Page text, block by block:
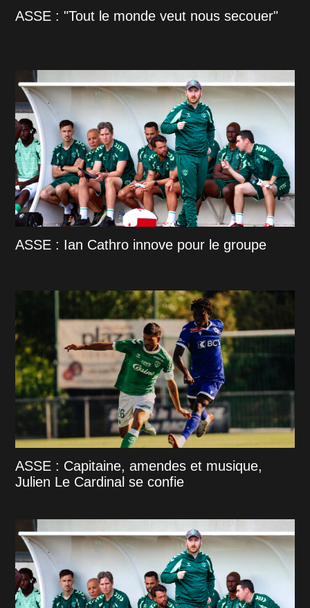
ASSE : "Tout le monde veut nous secouer"
ASSE : Ian Cathro innove pour le groupe
ASSE : Capitaine, amendes et musique,
Julien Le Cardinal se confie